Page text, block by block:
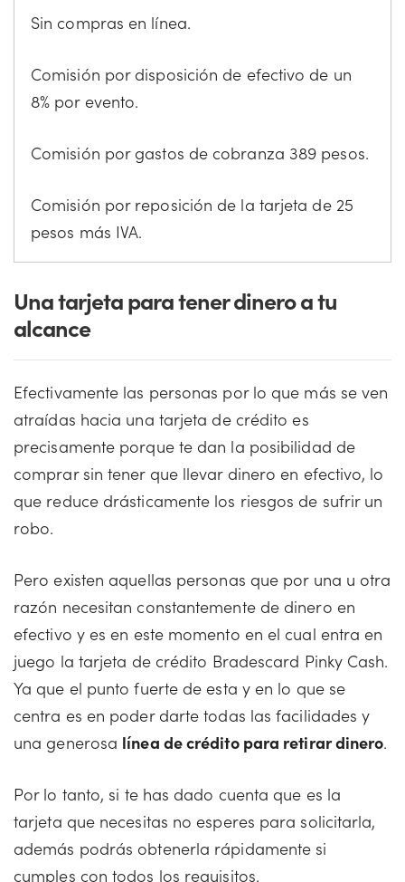
Sin compras en línea.
Comisión por disposición de efectivo de un
8% por evento.
Comisión por gastos de cobranza 389 pesos.
Comisión por reposición de la tarjeta de 25
pesos más IVA.
Una tarjeta para tener dinero a tu
alcance
Efectivamente las personas por lo que más se ven
atraídas hacia una tarjeta de crédito es
precisamente porque te dan la posibilidad de
comprar sin tener que llevar dinero en efectivo, lo
que reduce drásticamente los riesgos de sufrir un
robo.
Pero existen aquellas personas que por una u otra
razón necesitan constantemente de dinero en
efectivo y es en este momento en el cual entra en
juego la tarjeta de crédito Bradescard Pinky Cash.
Ya que el punto fuerte de esta y en lo que se
centra es en poder darte todas las facilidades y
una generosa línea de crédito para retirar dinero.
Por lo tanto, si te has dado cuenta que es la
tarjeta que necesitas no esperes para solicitarla,
además podrás obtenerla rápidamente si
cumples con todos los requisitos.